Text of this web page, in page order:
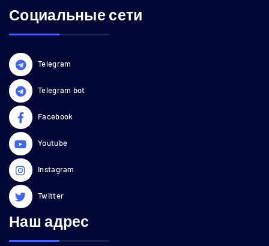
Социальные сети
Telegram
Telegram bot
Facebook
Youtube
Instagram
Twitter
Наш адрес